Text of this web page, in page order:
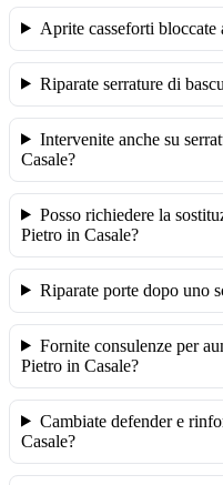
Aprite casseforti bloccate
Riparate serrature di
Intervenite anche su
Casale?
Posso richiedere la
Pietro in Casale?
Riparate porte dopo uno
Fornite consulenze per
Pietro in Casale?
Cambiate defender e
Casale?